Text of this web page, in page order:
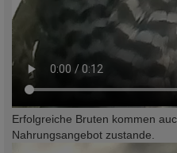
Erfolgreiche Bruten kommen
Nahrungsangebot zustande.